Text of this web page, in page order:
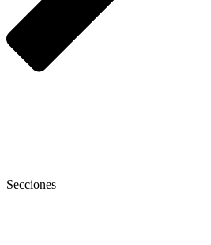
Secciones